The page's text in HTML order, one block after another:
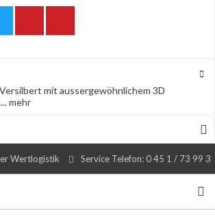
mit aussergewöhnlichem 3D
mehr
Wertlogistik Service Telefon: 0 45 1 / 73 99 3